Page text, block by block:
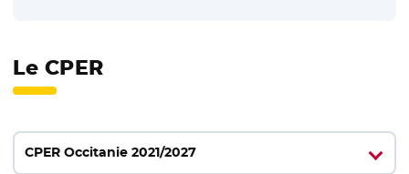
Le CPER
CPER Occitanie 2021/2027